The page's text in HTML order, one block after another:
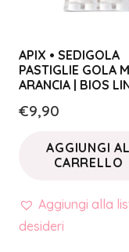
APIX • SEDIGOLA
PASTIGLIE GOLA
ARANCIA | BIOS
€9,90
AGGIUNGI AL
CARRELLO
Aggiungi alla
desideri